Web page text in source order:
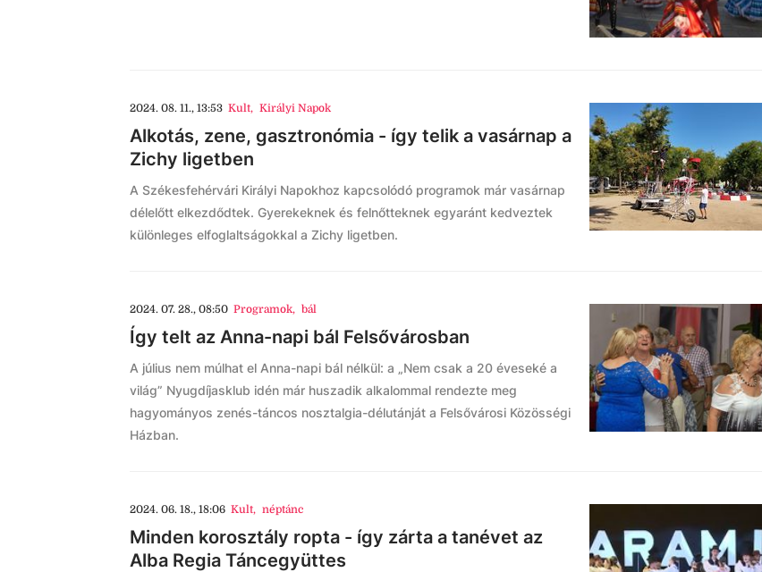
2024. 08. 11., 13:53 Kult, Királyi Napok
Alkotás, zene, gasztronómia - így telik a vasárnap a
Zichy ligetben
A Székesfehérvári Királyi Napokhoz kapcsolódó programok már vasárnap
délelőtt elkezdődtek. Gyerekeknek és felnőtteknek egyaránt kedveztek
különleges elfoglaltságokkal a Zichy ligetben.
2024. 07. 28., 08:50 Programok, bál
Így telt az Anna-napi bál Felsővárosban
A július nem múlhat el Anna-napi bál nélkül: a „Nem csak a 20 éveseké a
világ” Nyugdíjasklub idén már huszadik alkalommal rendezte meg
hagyományos zenés-táncos nosztalgia-délutánját a Felsővárosi Közösségi
Házban.
2024. 06. 18., 18:06 Kult, néptánc
Minden korosztály ropta - így zárta a tanévet az
Alba Regia Táncegyüttes